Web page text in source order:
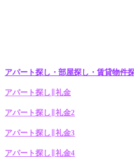
アパート探し・部屋探し・賃貸物件
アパート探し∥礼金
アパート探し∥礼金2
アパート探し∥礼金3
アパート探し∥礼金4